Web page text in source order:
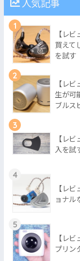
人気記事
1
【レ
買えて
を試す
2
【レ
生が可
ブルス
3
【レ
入を試
4
【レ
ョナル
5
【レ
プリン